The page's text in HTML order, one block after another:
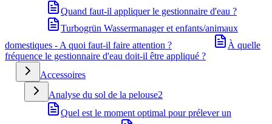
Quand faut-il appliquer le gestionnaire d'eau ?
Turbogrün Wassermanager et enfants/animaux
domestiques - A quoi faut-il faire attention ?
À quelle
fréquence le gestionnaire d'eau doit-il être appliqué ?
Accessoires
Analyse du sol de la pelouse2
Quel est le moment optimal pour prélever un